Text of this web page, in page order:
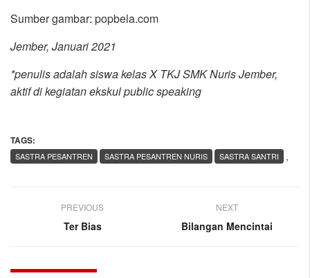
Sumber gambar: popbela.com
Jember, Januari 2021
*penulis adalah siswa kelas X TKJ SMK Nuris Jember,
aktif di kegiatan ekskul public speaking
TAGS:
,
SASTRA PESANTREN SASTRA PESANTREN NURIS SASTRA SANTRI
PREVIOUS
Ter Bias
NEXT
Bilangan Mencintai